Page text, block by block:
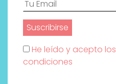
He leído y acepto
condiciones